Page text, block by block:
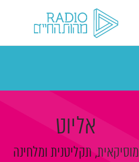
אליוט
מוסיקאית, תקליטנית ומלחינה